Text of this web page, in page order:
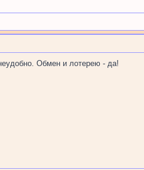
Обмен и лотерею - да!